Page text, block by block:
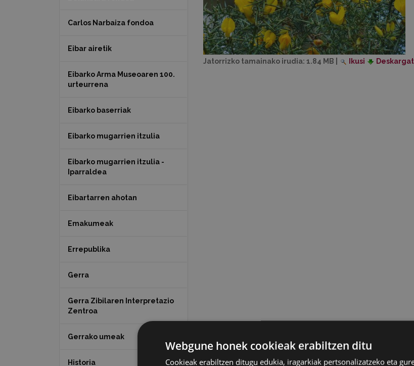
Jatorrizko tamainako irudia: 1.84 MB Ikusi
Carlos Narbaiza fondoa
Eibar airetik
Eibarko Arma Museoaren 100.
urteurrena
Eibarko baserriak
Eibarko mugarrien itzulia
Eibarko mugarrien itzulia -
Iparraldea
Eibartarren ahotan
Emakumeak
Errepublika
Gerra
Gerra Zibilaren Interpretazio
Zentroa
Gerrako umeak
Historia
Webgune honek cookieak erabiltzen ditu
Cookieak erabiltzen ditugu edukia, iragarkiak pertsonalizatzeko eta